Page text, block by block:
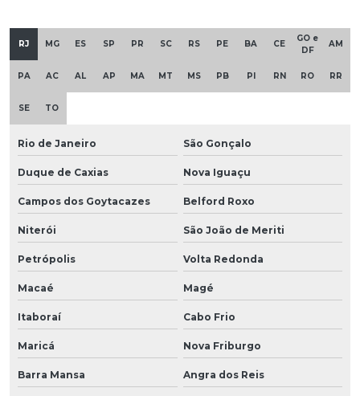
RJ MG ES SP PR SC RS PE BA CE
GO e
DF
AM
PA AC AL AP MA MT MS PB PI RN RO RR
SE TO
Rio de Janeiro São Gonçalo
Duque de Caxias Nova Iguaçu
Campos dos Goytacazes Belford Roxo
Niterói São João de Meriti
Petrópolis Volta Redonda
Macaé Magé
Itaboraí Cabo Frio
Maricá Nova Friburgo
Barra Mansa Angra dos Reis